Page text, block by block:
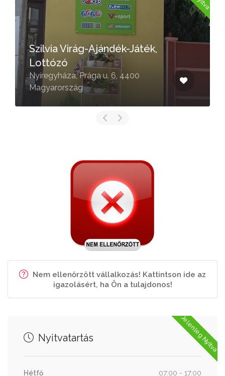
Szilvia Virág-Ajándék-Játék,
Lottózó
Nyíregyháza, Prága u. 6, 4400
Magyarország
Nem ellenőrzött vállalkozás! Kattintson ide az
igazolásért, ha Ön a tulajdonos!
Jelenleg Nyitva
Nyitvatartás
Hétfő
07:00 - 17:00